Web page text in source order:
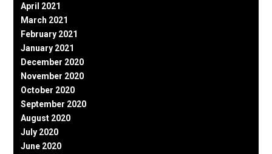
April 2021
March 2021
February 2021
January 2021
December 2020
November 2020
October 2020
September 2020
August 2020
July 2020
June 2020